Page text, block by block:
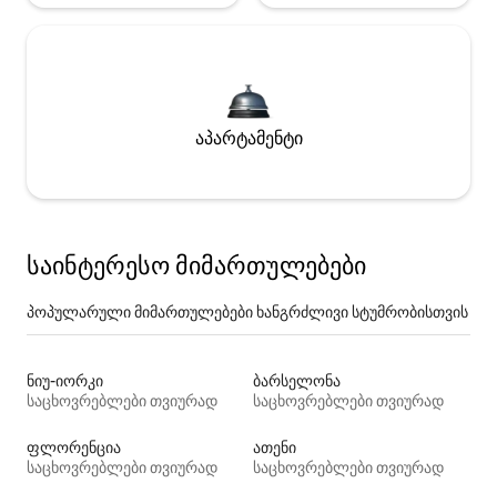
აპარტამენტი
საინტერესო მიმართულებები
პოპულარული მიმართულებები ხანგრძლივი სტუმრობისთვის
ნიუ-იორკი
საცხოვრებლები თვიურად
ბარსელონა
საცხოვრებლები თვიურად
ფლორენცია
საცხოვრებლები თვიურად
ათენი
საცხოვრებლები თვიურად